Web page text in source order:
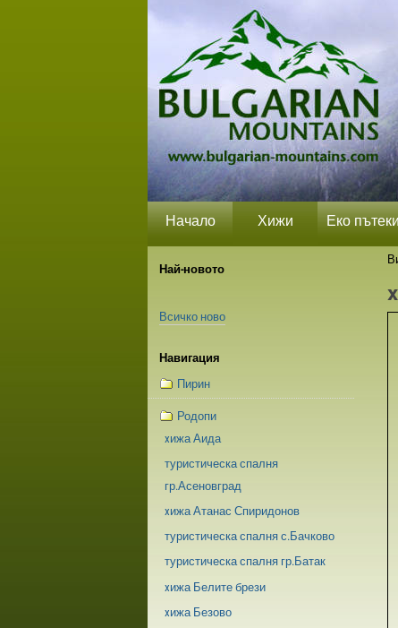
съдържание.
Прескачане
до
навигация
Лични
Секции
Начало Хижи Еко пътеки
Най-новото
Всичко ново
Навигация
Пирин
Родопи
xижа Аида
туристическа спалня
гр.Асеновград
xижа Атанас Спиридонов
туристическа спалня с.Бачково
туристическа спалня гр.Батак
xижа Белите брези
xижа Безово